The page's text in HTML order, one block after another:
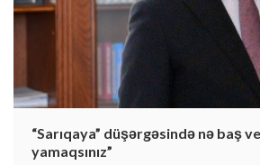
“Sarıqaya” düşərgəsində nə baş
yamaqsınız”